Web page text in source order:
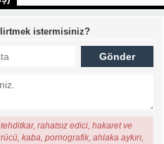
istermisiniz?
rahatsız edici, hakaret ve
kaba, pornografik, ahlaka aykırı,